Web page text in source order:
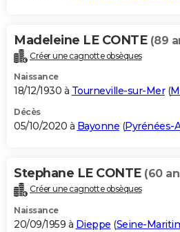
Madeleine LE CONTE (89
Créer une cagnotte obsèques
Naissance
18/12/1930 à Tourneville-sur-Mer(
Décès
05/10/2020 à Bayonne (Pyrénées-
Stephane LE CONTE (60
Créer une cagnotte obsèques
Naissance
20/09/1959 à Dieppe (Seine-